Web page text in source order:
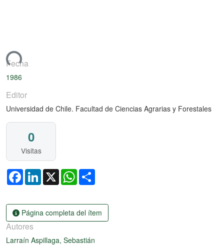
Fecha
1986
Editor
Universidad de Chile. Facultad de Ciencias Agrarias y Forestales
0
Visitas
FacebookLinkedIn
X WhatsApp
Página completa del ítem
Autores
Larraín Aspillaga, Sebastián